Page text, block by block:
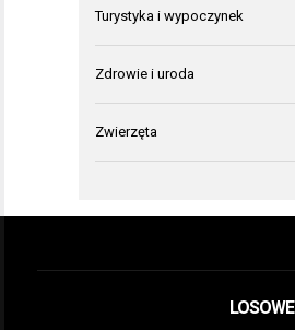
Turystyka i wypoczynek
Zdrowie i uroda
Zwierzęta
LOSOWE